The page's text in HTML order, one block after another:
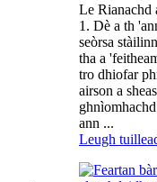
Le Rianachd
1. Dè a th
seòrsa
tha a
tro dhiofar
airson a
ann ...
Leugh